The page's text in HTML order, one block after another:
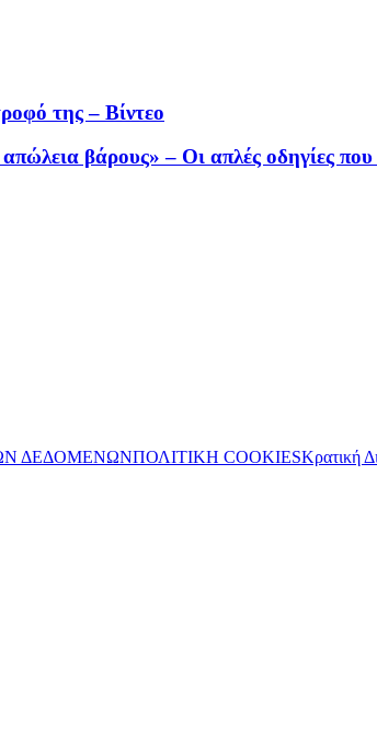
της – Βίντεο
βάρους» – Οι απλές οδηγίες
ΔΕΔΟΜΕΝΩΝΠΟΛΙΤΙΚΗ COOKIESΚρατική